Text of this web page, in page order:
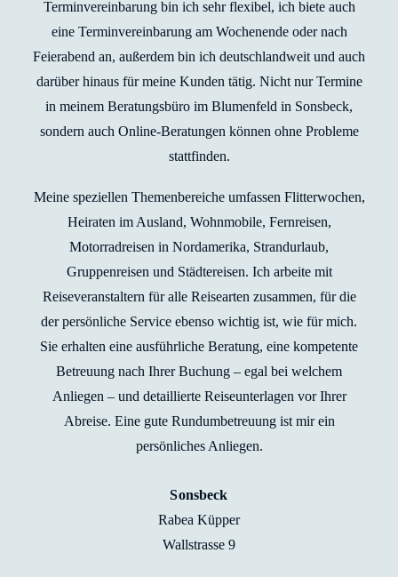
Terminvereinbarung bin ich sehr flexibel, ich biete auch
eine Terminvereinbarung am Wochenende oder nach
Feierabend an, außerdem bin ich deutschlandweit und auch
darüber hinaus für meine Kunden tätig. Nicht nur Termine
in meinem Beratungsbüro im Blumenfeld in Sonsbeck,
sondern auch Online-Beratungen können ohne Probleme
stattfinden.
Meine speziellen Themenbereiche umfassen Flitterwochen,
Heiraten im Ausland, Wohnmobile, Fernreisen,
Motorradreisen in Nordamerika, Strandurlaub,
Gruppenreisen und Städtereisen. Ich arbeite mit
Reiseveranstaltern für alle Reisearten zusammen, für die
der persönliche Service ebenso wichtig ist, wie für mich.
Sie erhalten eine ausführliche Beratung, eine kompetente
Betreuung nach Ihrer Buchung – egal bei welchem
Anliegen – und detaillierte Reiseunterlagen vor Ihrer
Abreise. Eine gute Rundumbetreuung ist mir ein
persönliches Anliegen.
Sonsbeck
Rabea Küpper
Wallstrasse 9